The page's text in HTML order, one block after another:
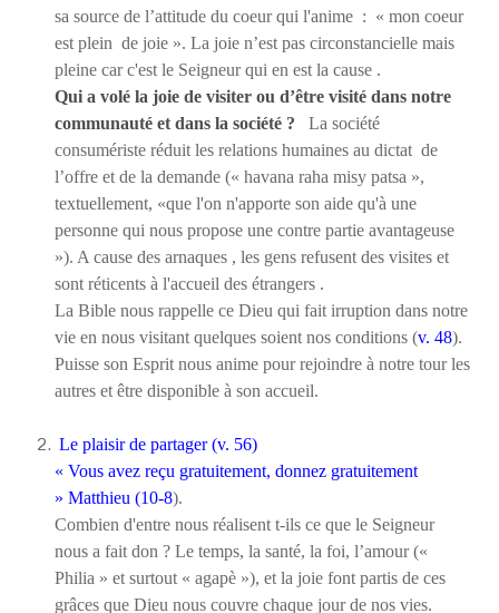
sa source de l’attitude du coeur qui l'anime : « mon coeur
est plein de joie ». La joie n’est pas circonstancielle mais
pleine car c'est le Seigneur qui en est la cause .
Qui a volé la joie de visiter ou d’être visité dans notre
communauté et dans la société ? La société
consumériste réduit les relations humaines au dictat de
l’offre et de la demande (« havana raha misy patsa »,
textuellement, «que l'on n'apporte son aide qu'à une
personne qui nous propose une contre partie avantageuse
»). A cause des arnaques , les gens refusent des visites et
sont réticents à l'accueil des étrangers .
La Bible nous rappelle ce Dieu qui fait irruption dans notre
vie en nous visitant quelques soient nos conditions (v. 48).
Puisse son Esprit nous anime pour rejoindre à notre tour les
autres et être disponible à son accueil.
Le plaisir de partager (v. 56)
« Vous avez reçu gratuitement, donnez gratuitement
» Matthieu (10-8).
Combien d'entre nous réalisent t-ils ce que le Seigneur
nous a fait don ? Le temps, la santé, la foi, l’amour («
Philia » et surtout « agapè »), et la joie font partis de ces
grâces que Dieu nous couvre chaque jour de nos vies.